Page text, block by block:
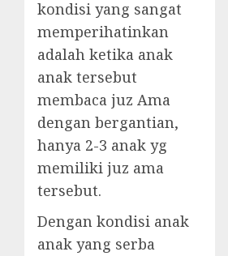
kondisi yang sangat
memperihatinkan
adalah ketika anak
anak tersebut
membaca juz Ama
dengan bergantian,
hanya 2-3 anak yg
memiliki juz ama
tersebut.
Dengan kondisi anak
anak yang serba